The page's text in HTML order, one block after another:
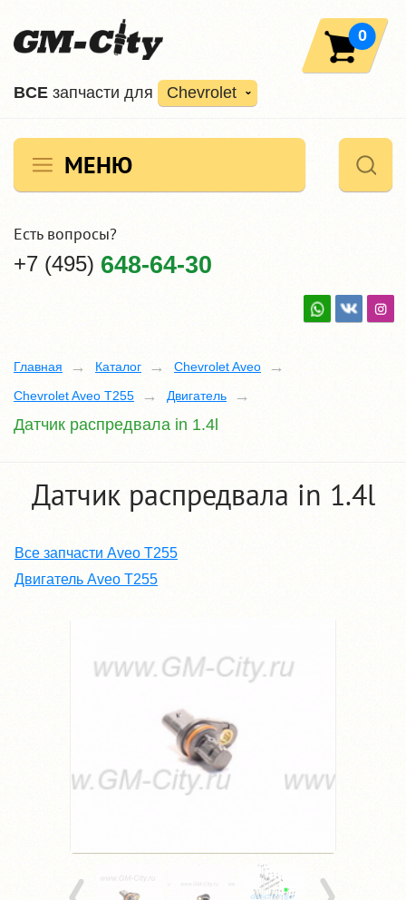
ВCE запчасти для Chevrolet
0
МЕНЮ
Есть вопросы?
+7 (495) 648-64-30
Главная Каталог
Chevrolet Aveo
Chevrolet Aveo T255
Двигатель
Датчик распредвала in 1.4l
Датчик распредвала in 1.4l
Все запчасти Aveo T255
Двигатель Aveo T255